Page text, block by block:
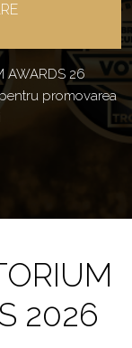
AWARDS 26
pentru promovarea
2026